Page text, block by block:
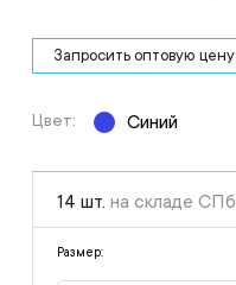
Запросить оптовую цену
Цвет: Синий
14 шт. на складе СПб
Размер: